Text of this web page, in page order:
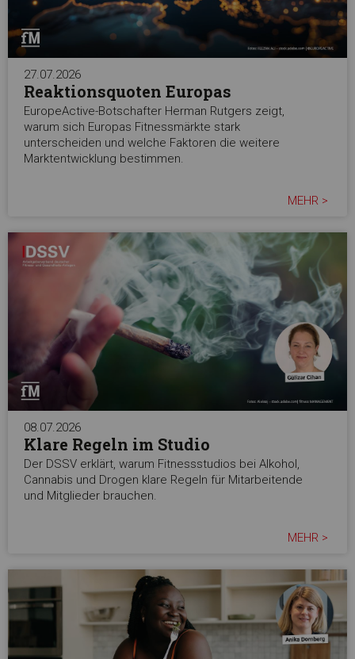
27.07.2026
Reaktionsquoten Europas
EuropeActive-Botschafter Herman Rutgers zeigt,
warum sich Europas Fitnessmärkte stark
unterscheiden und welche Faktoren die weitere
Marktentwicklung bestimmen.
MEHR >
08.07.2026
Klare Regeln im Studio
Der DSSV erklärt, warum Fitnessstudios bei Alkohol,
Cannabis und Drogen klare Regeln für Mitarbeitende
und Mitglieder brauchen.
MEHR >